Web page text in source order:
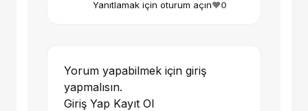
Yanıtlamak için oturum açın❤️0
Yorum yapabilmek için giriş
yapmalısın.
Giriş Yap Kayıt Ol